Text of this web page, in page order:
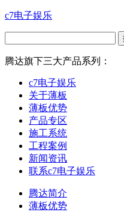
c7电子娱乐
腾达旗下三大产品系列：
c7电子娱乐
关于薄板
薄板优势
产品专区
施工系统
工程案例
新闻资讯
联系c7电子娱乐
腾达简介
薄板优势